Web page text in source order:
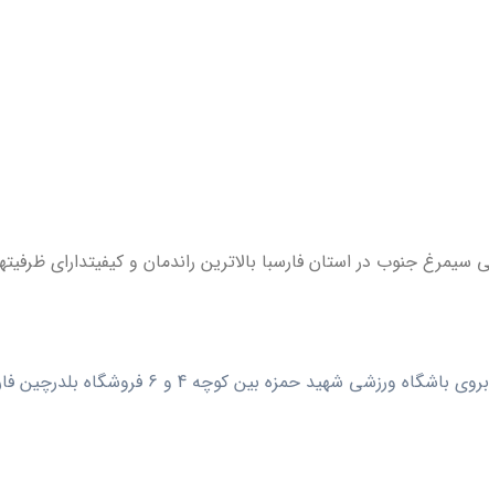
جنوب در استان فارسبا بالاترین راندمان و کیفیتدارای
شهید حمزه بین کوچه 4 و 6 فروشگاه بلدرچین فارس